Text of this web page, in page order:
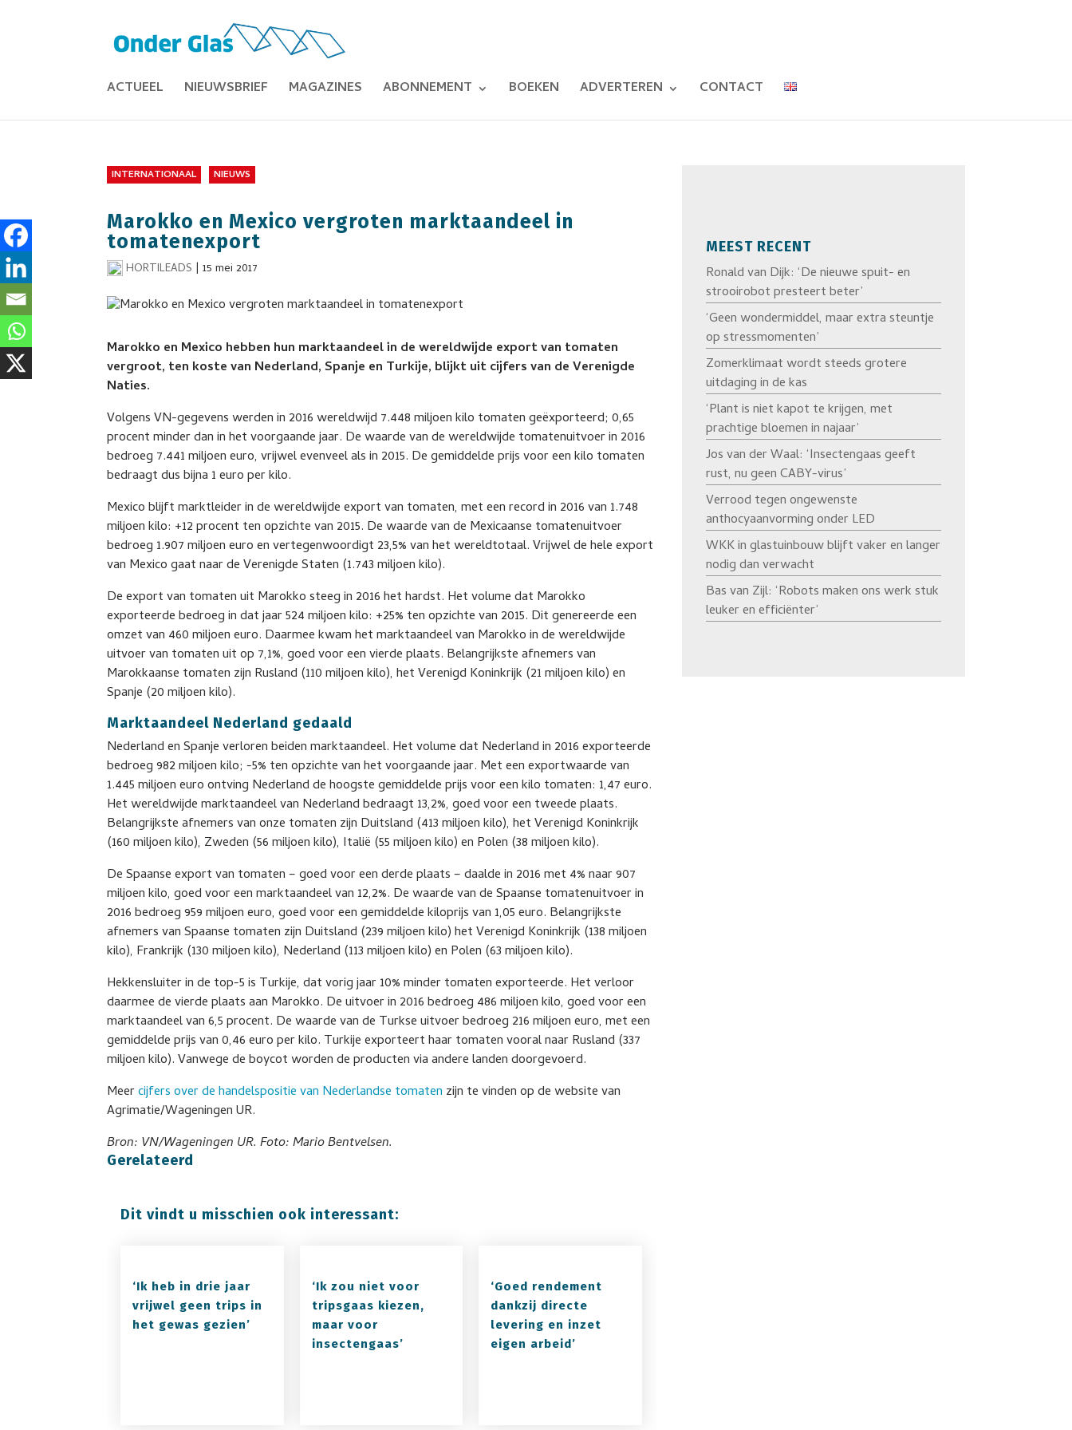
ACTUEEL NIEUWSBRIEF MAGAZINES ABONNEMENT BOEKEN ADVERTEREN CONTACT
INTERNATIONAAL NIEUWS
Marokko en Mexico vergroten marktaandeel in
tomatenexport
HORTILEADS |15 mei 2017
Marokko en Mexico hebben hun marktaandeel in de wereldwijde export van tomaten
vergroot, ten koste van Nederland, Spanje en Turkije, blijkt uit cijfers van de Verenigde
Naties.
Volgens VN-gegevens werden in 2016 wereldwijd 7.448 miljoen kilo tomaten geëxporteerd; 0,65
procent minder dan in het voorgaande jaar. De waarde van de wereldwijde tomatenuitvoer in 2016
bedroeg 7.441 miljoen euro, vrijwel evenveel als in 2015. De gemiddelde prijs voor een kilo tomaten
bedraagt dus bijna 1 euro per kilo.
Mexico blijft marktleider in de wereldwijde export van tomaten, met een record in 2016 van 1.748
miljoen kilo: +12 procent ten opzichte van 2015. De waarde van de Mexicaanse tomatenuitvoer
bedroeg 1.907 miljoen euro en vertegenwoordigt 23,5% van het wereldtotaal. Vrijwel de hele export
van Mexico gaat naar de Verenigde Staten (1.743 miljoen kilo).
De export van tomaten uit Marokko steeg in 2016 het hardst. Het volume dat Marokko
exporteerde bedroeg in dat jaar 524 miljoen kilo: +25% ten opzichte van 2015. Dit genereerde een
omzet van 460 miljoen euro. Daarmee kwam het marktaandeel van Marokko in de wereldwijde
uitvoer van tomaten uit op 7,1%, goed voor een vierde plaats. Belangrijkste afnemers van
Marokkaanse tomaten zijn Rusland (110 miljoen kilo), het Verenigd Koninkrijk (21 miljoen kilo) en
Spanje (20 miljoen kilo).
Marktaandeel Nederland gedaald
Nederland en Spanje verloren beiden marktaandeel. Het volume dat Nederland in 2016 exporteerde
bedroeg 982 miljoen kilo; -5% ten opzichte van het voorgaande jaar. Met een exportwaarde van
1.445 miljoen euro ontving Nederland de hoogste gemiddelde prijs voor een kilo tomaten: 1,47 euro.
Het wereldwijde marktaandeel van Nederland bedraagt 13,2%, goed voor een tweede plaats.
Belangrijkste afnemers van onze tomaten zijn Duitsland (413 miljoen kilo), het Verenigd Koninkrijk
(160 miljoen kilo), Zweden (56 miljoen kilo), Italië (55 miljoen kilo) en Polen (38 miljoen kilo).
De Spaanse export van tomaten – goed voor een derde plaats – daalde in 2016 met 4% naar 907
miljoen kilo, goed voor een marktaandeel van 12,2%. De waarde van de Spaanse tomatenuitvoer in
2016 bedroeg 959 miljoen euro, goed voor een gemiddelde kiloprijs van 1,05 euro. Belangrijkste
afnemers van Spaanse tomaten zijn Duitsland (239 miljoen kilo) het Verenigd Koninkrijk (138 miljoen
kilo), Frankrijk (130 miljoen kilo), Nederland (113 miljoen kilo) en Polen (63 miljoen kilo).
Hekkensluiter in de top-5 is Turkije, dat vorig jaar 10% minder tomaten exporteerde. Het verloor
daarmee de vierde plaats aan Marokko. De uitvoer in 2016 bedroeg 486 miljoen kilo, goed voor een
marktaandeel van 6,5 procent. De waarde van de Turkse uitvoer bedroeg 216 miljoen euro, met een
gemiddelde prijs van 0,46 euro per kilo. Turkije exporteert haar tomaten vooral naar Rusland (337
miljoen kilo). Vanwege de boycot worden de producten via andere landen doorgevoerd.
Meercijfers over de handelspositie van Nederlandse tomaten zijn te vinden op de website van
Agrimatie/Wageningen UR.
Bron: VN/Wageningen UR. Foto: Mario Bentvelsen.
Gerelateerd
Dit vindt u misschien ook interessant:
‘Ik heb in drie jaar
vrijwel geen trips in
het gewas gezien’
‘Ik zou niet voor
tripsgaas kiezen,
maar voor
insectengaas’
‘Goed rendement
dankzij directe
levering en inzet
eigen arbeid’
MEEST RECENT
Ronald van Dijk: ‘De nieuwe spuit- en
strooirobot presteert beter’
‘Geen wondermiddel, maar extra steuntje
op stressmomenten’
Zomerklimaat wordt steeds grotere
uitdaging in de kas
‘Plant is niet kapot te krijgen, met
prachtige bloemen in najaar’
Jos van der Waal: ‘Insectengaas geeft
rust, nu geen CABY-virus’
Verrood tegen ongewenste
anthocyaanvorming onder LED
WKK in glastuinbouw blijft vaker en langer
nodig dan verwacht
Bas van Zijl: ‘Robots maken ons werk stuk
leuker en efficiënter’